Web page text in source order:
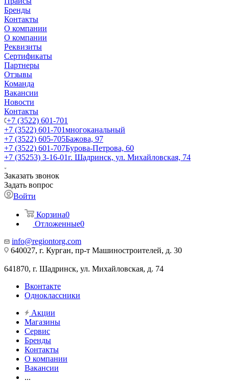
Бренды
Контакты
О компании
О компании
Реквизиты
Сертификаты
Партнеры
Отзывы
Команда
Вакансии
Новости
Контакты
+7 (3522) 601-701
+7 (3522) 601-701многоканальный
+7 (3522) 605-705Бажова, 97
+7 (3522) 601-707Бурова-Петрова, 60
+7 (35253) 3-16-01г. Шадринск, ул. Михайловская, 74
Заказать звонок
Задать вопрос
Войти
Корзина0
Отложенные0
info@regiontorg.com
640027, г. Курган, пр-т Машиностроителей, д. 30
641870, г. Шадринск, ул. Михайловская, д. 74
Вконтакте
Одноклассники
Акции
Магазины
Сервис
Бренды
Контакты
О компании
Вакансии
...